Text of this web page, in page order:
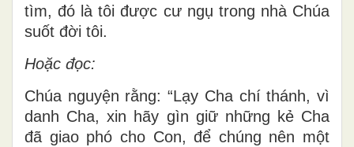
tìm, đó là tôi được cư ngụ trong nhà Chúa
suốt đời tôi.
Hoặc đọc:
Chúa nguyện rằng: “Lạy Cha chí thánh, vì
danh Cha, xin hãy gìn giữ những kẻ Cha
đã giao phó cho Con, để chúng nên một